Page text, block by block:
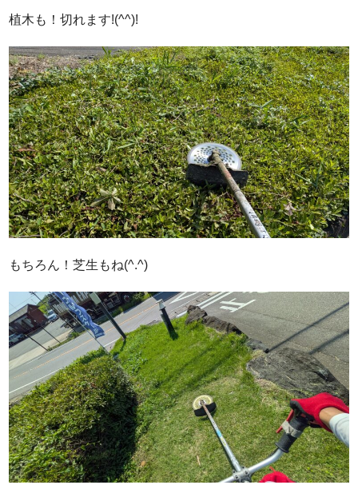
植木も！切れます!(^^)!
もちろん！芝生もね(^.^)